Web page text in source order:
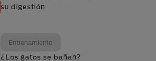
su digestión
Entrenamiento
¿Los gatos se bañan?